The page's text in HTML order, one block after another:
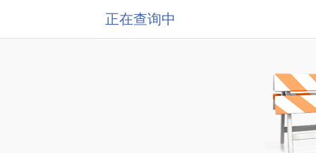
正在查询中